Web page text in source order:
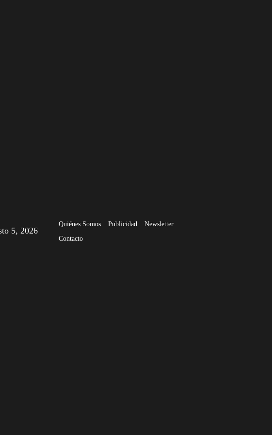
5, 2026
Quiénes Somos Publicidad
Newsletter
Contacto